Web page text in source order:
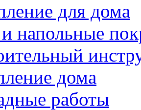
для дома
напольные
дома
работы